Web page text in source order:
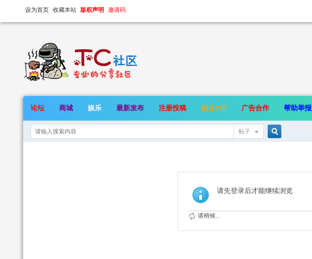
设为首页 收藏本站 版权声明 邀请码
论坛 商城 娱乐 最新发布 注册投稿 积分VIP 广告合作 帮助举报
帖子
索
请先登录后才能继续浏览
请稍候...